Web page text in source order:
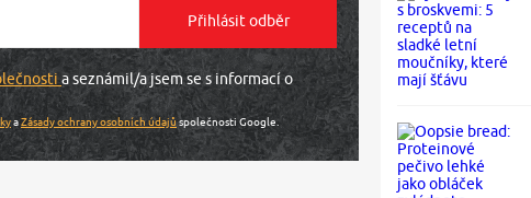
a seznámil/a jsem se s informací o
aZásady ochrany osobních údajůspolečnosti Google.